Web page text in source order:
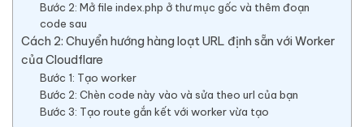
Bước 2: Mở file index.php ở thư mục gốc và thêm đoạn
code sau
Cách 2: Chuyển hướng hàng loạt URL định sẵn với Worker
của Cloudflare
Bước 1: Tạo worker
Bước 2: Chèn code này vào và sửa theo url của bạn
Bước 3: Tạo route gắn kết với worker vừa tạo